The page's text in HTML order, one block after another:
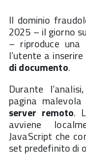
Il dominio
2025 – il giorno
– riproduce
l’utente a
di documento.
Durante
pagina malevola
server remoto.
avviene
JavaScript che
set predefinito di